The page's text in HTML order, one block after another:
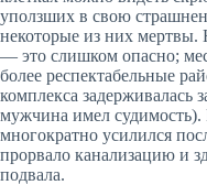
уползших в свою
некоторые из них мертвы.
— это слишком опасно;
более респектабельные
комплекса задерживалась
мужчина имел судимость).
многократно усилился
прорвало канализацию и
подвала.